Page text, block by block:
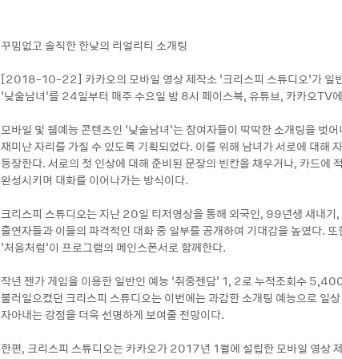
꾸밈없고 솔직한 한낮의 리얼리티 소개팅
[2018-10-22] 카카오의 모바일 영상 제작소 ‘크리스피 스튜디오’가 일
‘낮술남녀’를 24일부터 매주 수요일 밤 8시 페이스북, 유튜브, 카카오TV
모바일 및 웹예능 콘텐츠인 ‘낮술남녀’는 참여자들이 딱딱한 소개팅을 벗
재미난 자리를 가질 수 있도록 기획되었다. 이를 위해 남녀가 서로에 대해
등장한다. 서로의 첫 인상에 대해 준비된 문장의 빈칸을 채우거나, 카드에
완성시키며 대화를 이어나가는 방식이다.
크리스피 스튜디오는 지난 20일 티저영상을 통해 외국인, 99년생 새내기
출연자들과 이들의 파격적인 대화 중 일부를 공개하여 기대감을 높였다.
‘처음처럼’이 프로그램의 메인스폰서로 함께한다.
작년 젠가 게임을 이용한 일반인 예능 ‘취중젠담’ 1, 2로 누적조회수
불러일으켰던 크리스피 스튜디오는 이번에는 과감한 소개팅 예능으로 일
자아내는 강점을 더욱 선명하게 보여줄 전망이다.
한편, 크리스피 스튜디오는 카카오가 2017년 1월에 설립한 모바일 영상